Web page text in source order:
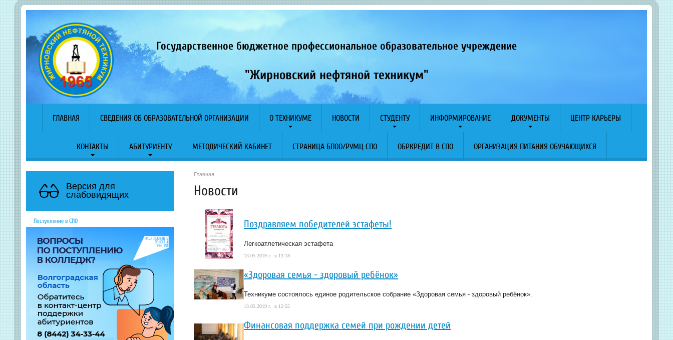
Государственное бюджетное профессиональное образовательное учреждение
"Жирновский нефтяной техникум"
ГЛАВНАЯ СВЕДЕНИЯ ОБ ОБРАЗОВАТЕЛЬНОЙ ОРГАНИЗАЦИИ О ТЕХНИКУМЕ НОВОСТИ СТУДЕНТУ ИНФОРМИРОВАНИЕ ДОКУМЕНТЫ ЦЕНТР КАРЬЕРЫ
КОНТАКТЫ АБИТУРИЕНТУ МЕТОДИЧЕСКИЙ КАБИНЕТ СТРАНИЦА БПОО/РУМЦ СПО ОБРКРЕДИТ В СПО ОРГАНИЗАЦИЯ ПИТАНИЯ ОБУЧАЮЩИХСЯ
Версия для
слабовидящих
Поступление в СПО
Главная
Новости
Поздравляем победителей эстафеты!
Легкоатлетическая эстафета
13.05.2019 г. в 13:18
«Здоровая семья - здоровый ребёнок»
Техникуме состоялось единое родительское собрание «Здоровая семья - здоровый ребёнок».
13.05.2019 г. в 12:55
Финансовая поддержка семей при рождении детей